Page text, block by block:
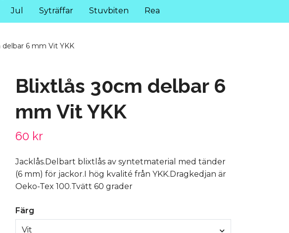
Jul Syträffar Stuvbiten Rea
delbar 6 mm Vit YKK
Blixtlås 30cm delbar 6
mm Vit YKK
60 kr
Jacklås.Delbart blixtlås av syntetmaterial med tänder
(6 mm) för jackor.I hög kvalité från YKK.Dragkedjan är
Oeko-Tex 100.Tvätt 60 grader
Färg
Vit